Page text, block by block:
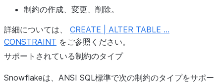
制約の作成、変更、削除。
詳細については、 CREATE | ALTER TABLE ...
CONSTRAINT をご参照ください。
サポートされている制約のタイプ
Snowflakeは、ANSI SQL標準で次の制約のタイプをサポー